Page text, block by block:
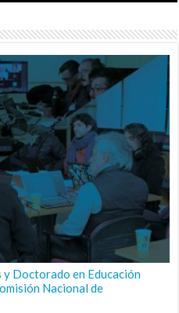
Doctorado en Educación
Nacional de